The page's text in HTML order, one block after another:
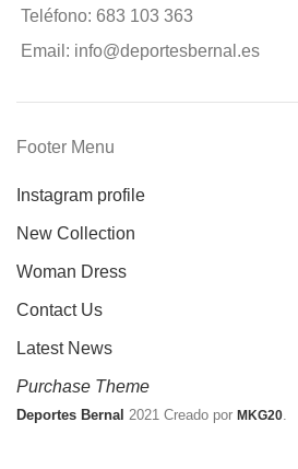
Teléfono: 683 103 363
Email: info@deportesbernal.es
Footer Menu
Instagram profile
New Collection
Woman Dress
Contact Us
Latest News
Purchase Theme
Deportes Bernal 2021 Creado por MKG20